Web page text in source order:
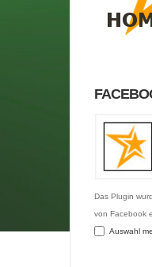
Das Plugin
von Facebook
Auswahl